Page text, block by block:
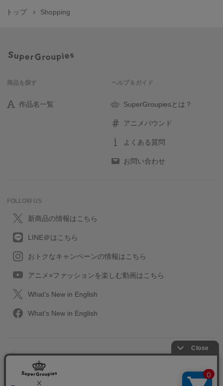
トップ Shopping
商品を探す
作品名一覧
ヘルプ＆ガイド
SuperGroupiesとは？
アニメバウンド
よくある質問
お問い合わせ
FOLLOW US
新商品の情報はこちら
LINE＠はこちら
おトクなキャンペーンの情報はこちら
アニメ×ファッションを楽しむ動画はこちら
What's New in English
What's New in English
プライバシーポリシー
特定取引に関する法律